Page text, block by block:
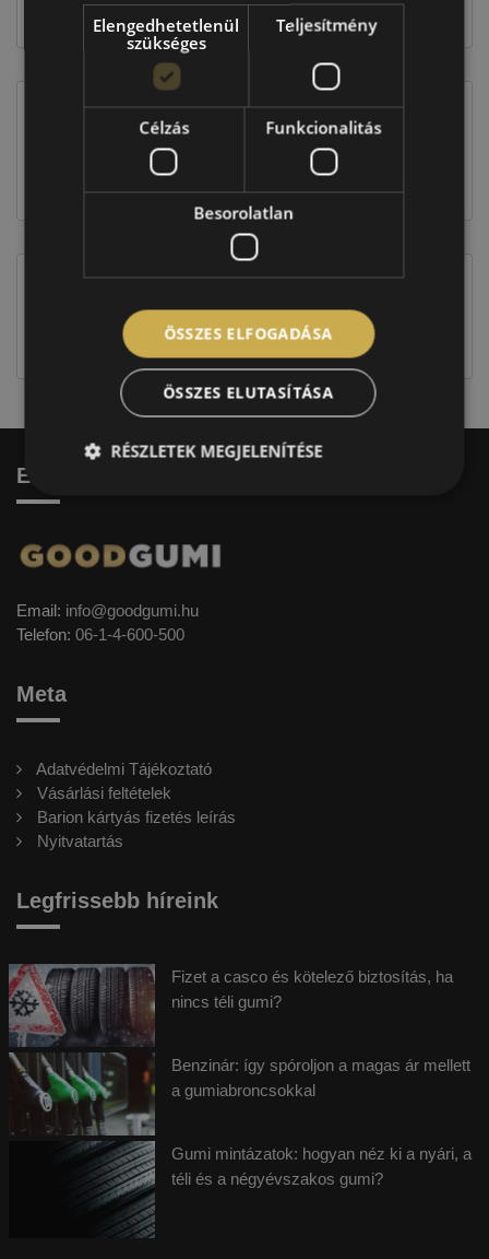
Kosárba
EU-s abroncscímke
jellegűek. Előfordulhat, hogy még a korábbi EU-s
címkével ellátott abroncs kerül kiszállításra.
Elérhetőség
Email: info@goodgumi.hu
Telefon: 06-1-4-600-500
Meta
Adatvédelmi Tájékoztató
Vásárlási feltételek
Barion kártyás fizetés leírás
Nyitvatartás
Legfrissebb híreink
Fizet a casco és kötelező biztosítás, ha
nincs téli gumi?
Benzinár: így spóroljon a magas ár mellett
a gumiabroncsokkal
Gumi mintázatok: hogyan néz ki a nyári, a
téli és a négyévszakos gumi?
Elengedhetetlenül
szükséges
Teljesítmény
Célzás Funkcionalitás
Besorolatlan
ÖSSZES ELFOGADÁSA
ÖSSZES ELUTASÍTÁSA
RÉSZLETEK MEGJELENÍTÉSE